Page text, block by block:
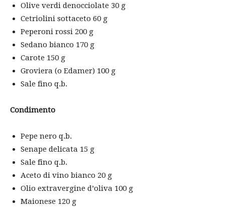
Olive verdi denocciolate 30 g
Cetriolini sottaceto 60 g
Peperoni rossi 200 g
Sedano bianco 170 g
Carote 150 g
Groviera (o Edamer) 100 g
Sale fino q.b.
Condimento
Pepe nero q.b.
Senape delicata 15 g
Sale fino q.b.
Aceto di vino bianco 20 g
Olio extravergine d’oliva 100 g
Maionese 120 g